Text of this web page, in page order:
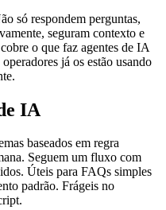
só respondem perguntas,
seguram contexto e
o que faz agentes de IA
já os estão usando
IA
baseados em regra
Seguem um fluxo com
Úteis para FAQs simples
padrão. Frágeis no